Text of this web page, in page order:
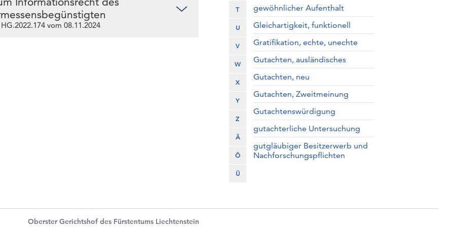
vom 08.11.2024
T
U
V
W
X
Y
Z
Ä
Ö
Ü
gewöhnlicher Aufenthalt
Gleichartigkeit, funktionell
Gratifikation, echte, unechte
Gutachten, ausländisches
Gutachten, neu
Gutachten, Zweitmeinung
Gutachtenswürdigung
gutachterliche Untersuchung
gutgläubiger Besitzerwerb und
Nachforschungspflichten
Oberster Gerichtshof des Fürstentums Liechtenstein